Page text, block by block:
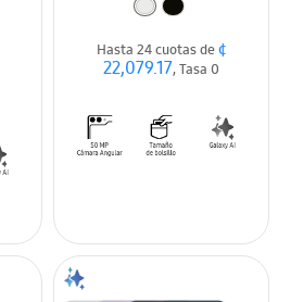
Hasta 24 cuotas de¢
22,079.17, Tasa 0